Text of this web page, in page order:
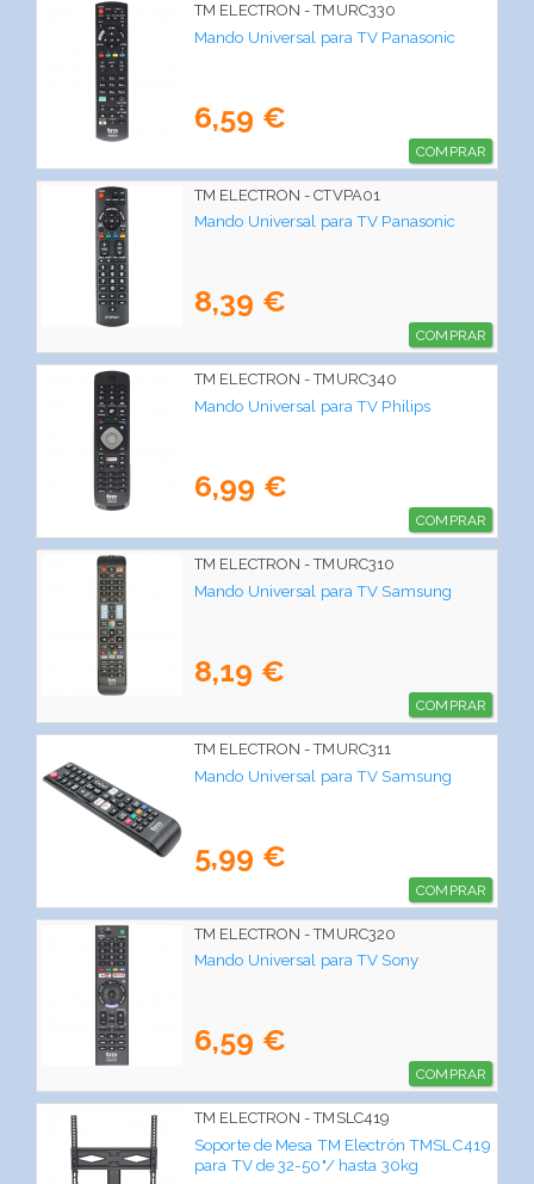
TM ELECTRON - TMURC330
Mando Universal para TV Panasonic
6,59 €
COMPRAR
TM ELECTRON - CTVPA01
Mando Universal para TV Panasonic
8,39 €
COMPRAR
TM ELECTRON - TMURC340
Mando Universal para TV Philips
6,99 €
COMPRAR
TM ELECTRON - TMURC310
Mando Universal para TV Samsung
8,19 €
COMPRAR
TM ELECTRON - TMURC311
Mando Universal para TV Samsung
5,99 €
COMPRAR
TM ELECTRON - TMURC320
Mando Universal para TV Sony
6,59 €
COMPRAR
TM ELECTRON - TMSLC419
Soporte de Mesa TM Electrón TMSLC419
para TV de 32-50"/ hasta 30kg